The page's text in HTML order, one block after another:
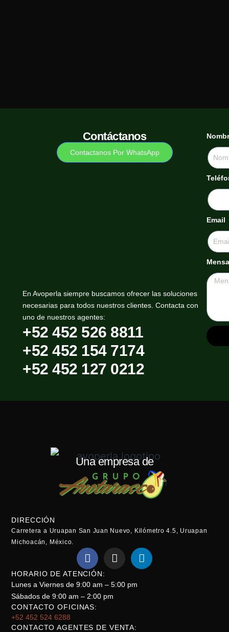
Contáctanos
Contactanos Por WhatsApp
En Avoperla siempre buscamos ofrecer las soluciones
necesarias para todos nuestros clientes. Contacta con
uno de nuestros agentes:
+52 452 526 8811
+52 452 154 7174
+52 452 127 0212
Email
Una empresa de
DIRECCIÓN
Carretera a Uruapan San Juan Nuevo, Kilómetro 4.5, Uruapan
Michoacán, México.
HORARIO DE ATENCIÓN:
Lunes a Viernes de 9:00 am – 5:00 pm
Sábados de 9:00 am – 2:00 pm
CONTACTO OFICINAS:
+52 452 524 6288
CONTACTO AGENTES DE VENTA: